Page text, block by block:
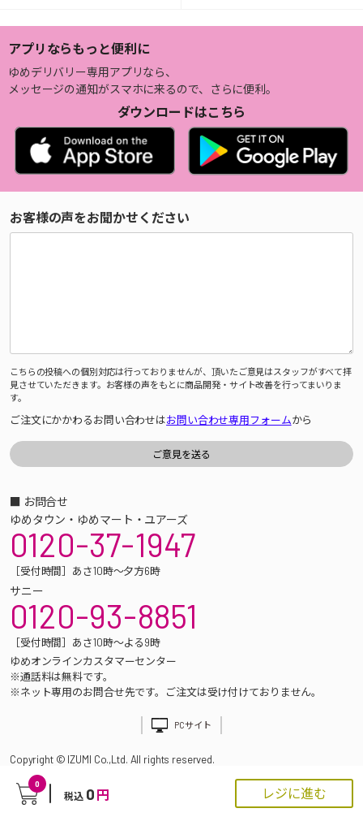
0
税込 0 円 レジに進む
アプリならもっと便利に
ゆめデリバリー専用アプリなら、
メッセージの通知がスマホに来るので、さらに便利。
ダウンロードはこちら
お客様の声をお聞かせください
こちらの投稿への個別対応は行っておりませんが、頂いたご意見はスタッフがすべて拝
見させていただきます。お客様の声をもとに商品開発・サイト改善を行ってまいりま
す。
ご注文にかかわるお問い合わせはお問い合わせ専用フォームから
■ お問合せ
ゆめタウン・ゆめマート・ユアーズ
0120-37-1947
［受付時間］あさ10時～夕方6時
サニー
0120-93-8851
［受付時間］あさ10時～よる9時
ゆめオンラインカスタマーセンター
※通話料は無料です。
※ネット専用のお問合せ先です。ご注文は受け付けておりません。
PCサイト
Copyright © IZUMI Co.,Ltd. All rights reserved.